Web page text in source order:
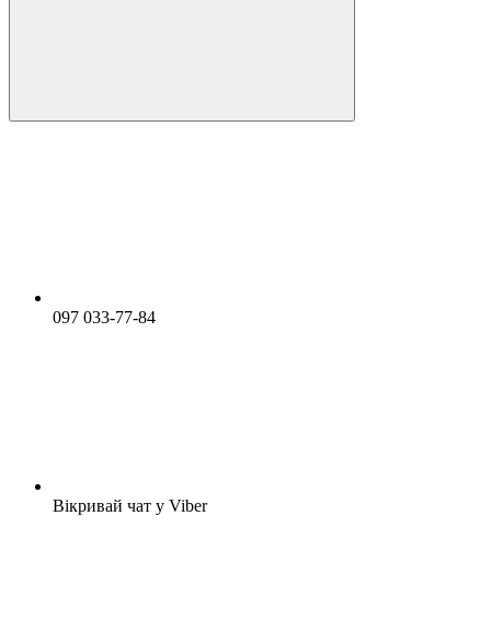
097 033-77-84
Вікривай чат у Viber